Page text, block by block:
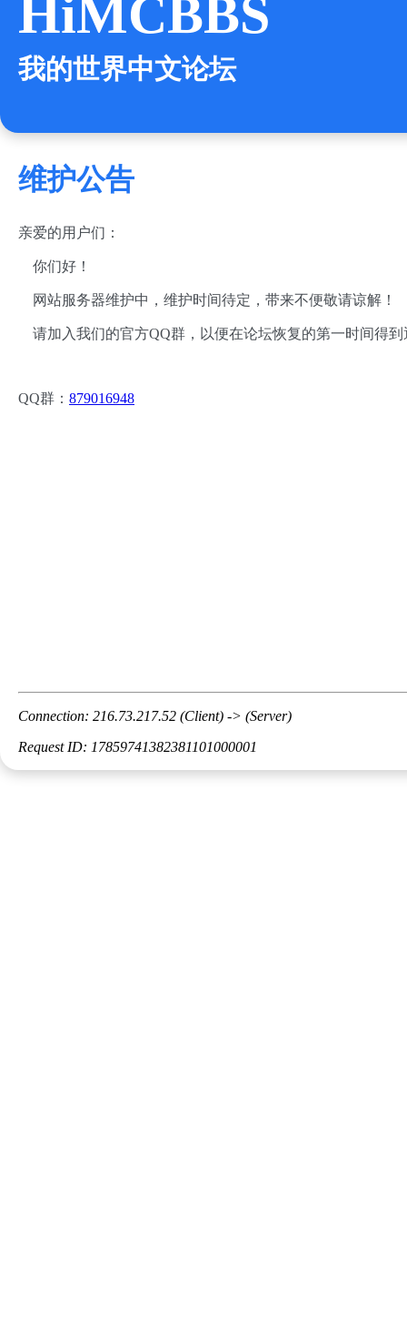
HiMCBBS
我的世界中文论坛
维护公告
亲爱的用户们：
你们好！
网站服务器维护中，维护时间待定，带来不便敬请谅解！
请加入我们的官方QQ群，以便在论坛恢复的第一时间得到
QQ群： 879016948
Connection: 216.73.217.52 (Client) -> (Server)
Request ID: 17859741382381101000001